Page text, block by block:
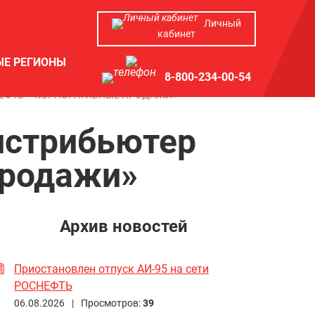
РЕГИОНЫ
Личный
кабинет
8-800-234-00-54
– КОРПОРАТИВНЫЕ ПРОДАЖИ»
Архив новостей
Приостановлен отпуск АИ-95 на сети
РОСНЕФТЬ
06.08.2026 | Просмотров:39